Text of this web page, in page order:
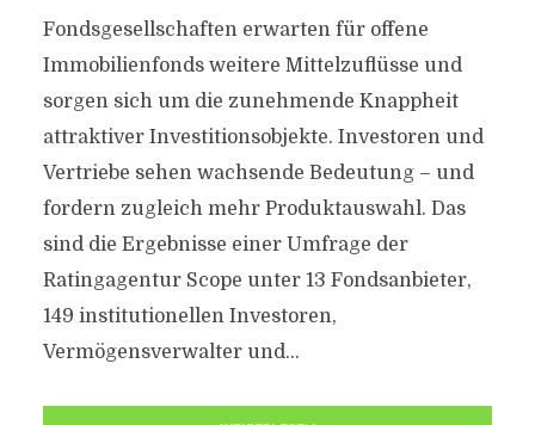
Fondsgesellschaften erwarten für offene
Immobilienfonds weitere Mittelzuflüsse und
sorgen sich um die zunehmende Knappheit
attraktiver Investitionsobjekte. Investoren und
Vertriebe sehen wachsende Bedeutung – und
fordern zugleich mehr Produktauswahl. Das
sind die Ergebnisse einer Umfrage der
Ratingagentur Scope unter 13 Fondsanbieter,
149 institutionellen Investoren,
Vermögensverwalter und...